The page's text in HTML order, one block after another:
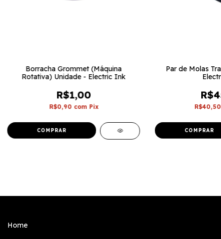
Borracha Grommet (Máquina
Rotativa) Unidade - Electric Ink
R$1,00
R$0,90 com Pix
Par de Molas
Home